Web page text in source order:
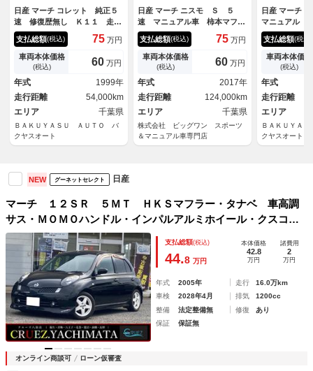
日産 マーチ コレット 純正５
速 修復歴無し Ｋ１１ 走行
５４０００キロ ＣＧ１０エン
ジン ラジオ再生可 ５ＭＴ
マニュアル車
支払総額(税込) 75 万円
車両本体価格
(税込) 60 万円
年式
1999年
走行距離
54,000km
エリア
千葉県
ＢＡＫＵＹＡＳＵ ＡＵＴＯ バ
クヤスオート
日産 マーチ ニスモ Ｓ ５
速 マニュアル車 柿本マフラ
ー マインズ車高調 ＡＤＶＡ
Ｎ１７インチＡＷ ＮＩＳＭＯ
専用シート ナビ Ｂｌｕｅｔ
ｏｏｔｈオーディオ対応 ＥＴ
Ｃ スマートキー
支払総額(税込) 75 万円
車両本体価格
(税込) 60 万円
年式
2017年
走行距離
124,000km
エリア
千葉県
株式会社 ビッグワン スポーツ
＆マニュアル車専門店
日産 マーチ
マニュアル
ロ 修復歴無
検令和９年
イミングチ
支払総額(税込)
車両本体価格
(税込)
年式
走行距離
エリア
ＢＡＫＵＹＡ
クヤスオート
NEW グーネットセレクト 日産
マーチ １２ＳＲ ５ＭＴ ＨＫＳマフラー・タナベ 車高調
サス・ＭＯＭＯハンドル・インパルアルミホイール・クスコ
ストラットバー ＥＴＣ キーレス パワーウインドウ パワ
支払総額(税込)
44.8 万円
本体価格
42.8
万円
諸費用
2
万円
年式 2005年 走行
16.0万km
車検
2028年4月 排気
1200cc
整備
法定整備無 修復
あり
保証
保証無
オンライン商談可 ローン仮審査